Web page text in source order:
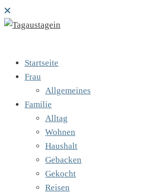
Startseite
Frau
Allgemeines
Familie
Alltag
Wohnen
Haushalt
Gebacken
Gekocht
Reisen